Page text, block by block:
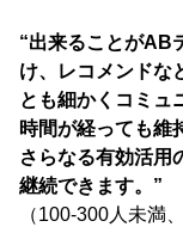
“出来ることがAB
け、レコメンドな
とも細かくコミュ
時間が経っても維
さらなる有効活用
継続できます。”
（100-300人未満